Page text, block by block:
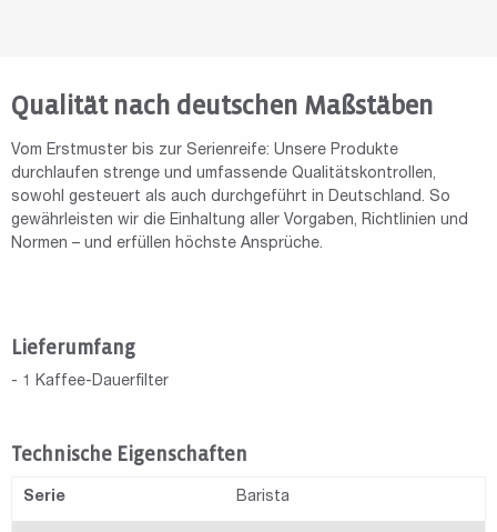
Qualität nach deutschen Maßstäben
Vom Erstmuster bis zur Serienreife: Unsere Produkte
durchlaufen strenge und umfassende Qualitätskontrollen,
sowohl gesteuert als auch durchgeführt in Deutschland. So
gewährleisten wir die Einhaltung aller Vorgaben, Richtlinien und
Normen – und erfüllen höchste Ansprüche.
Lieferumfang
- 1 Kaffee-Dauerfilter
Technische Eigenschaften
Serie Barista